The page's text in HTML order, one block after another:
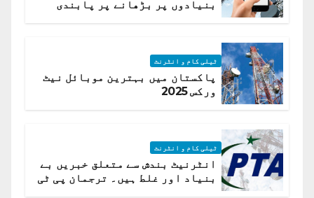
بنیادوں پر بڑھانے پر پابندی
ٹیلی کام و انٹرنٹ
پاکستان میں بہترین موبائل نیٹ
ورکس 2025
ٹیلی کام و انٹرنٹ
انٹرنیٹ بندش سے متعلق خبریں بے
بنیاد اور غلط ہیں۔ ترجمان پی ٹی